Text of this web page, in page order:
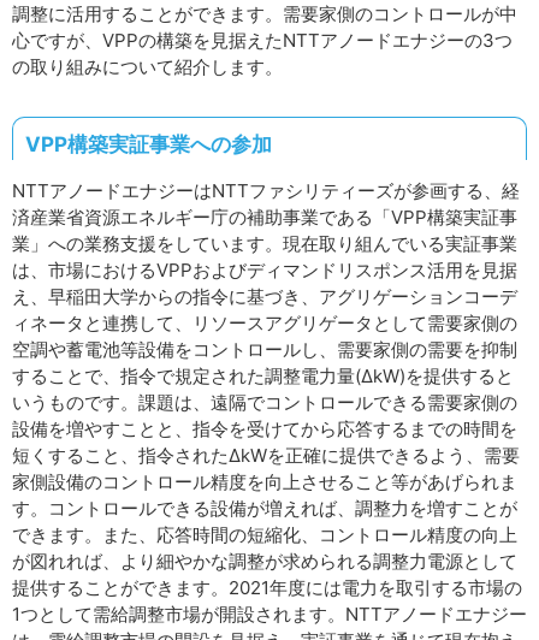
調整に活用することができます。需要家側のコントロールが中
心ですが、VPPの構築を見据えたNTTアノードエナジーの3つ
の取り組みについて紹介します。
VPP構築実証事業への参加
NTTアノードエナジーはNTTファシリティーズが参画する、経
済産業省資源エネルギー庁の補助事業である「VPP構築実証事
業」への業務支援をしています。現在取り組んでいる実証事業
は、市場におけるVPPおよびディマンドリスポンス活用を見据
え、早稲田大学からの指令に基づき、アグリゲーションコーデ
ィネータと連携して、リソースアグリゲータとして需要家側の
空調や蓄電池等設備をコントロールし、需要家側の需要を抑制
することで、指令で規定された調整電力量(ΔkW)を提供すると
いうものです。課題は、遠隔でコントロールできる需要家側の
設備を増やすことと、指令を受けてから応答するまでの時間を
短くすること、指令されたΔkWを正確に提供できるよう、需要
家側設備のコントロール精度を向上させること等があげられま
す。コントロールできる設備が増えれば、調整力を増すことが
できます。また、応答時間の短縮化、コントロール精度の向上
が図れれば、より細やかな調整が求められる調整力電源として
提供することができます。2021年度には電力を取引する市場の
1つとして需給調整市場が開設されます。NTTアノードエナジー